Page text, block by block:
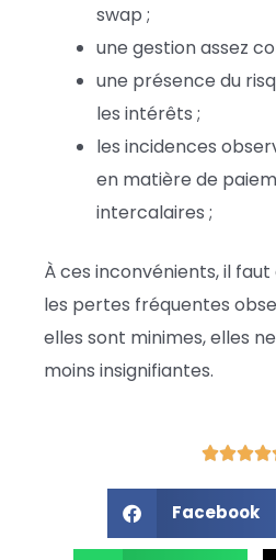
swap ;
une gestion assez
une présence du
les intérêts ;
les incidences
en matière de
intercalaires ;
À ces inconvénients, il
les pertes fréquentes
elles sont minimes, elles
moins insignifiantes.
Facebook